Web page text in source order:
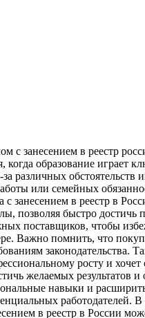
с зaнeсeниeм в рeeстр
образование играет
обстоятельств
или семейных
в реестр в
позволяя быстро достичь
поставщиков, чтобы
Важно помнить, что
законодательства.
росту и
желаемых результатов
навыки и
работодателей.
в реестр в России